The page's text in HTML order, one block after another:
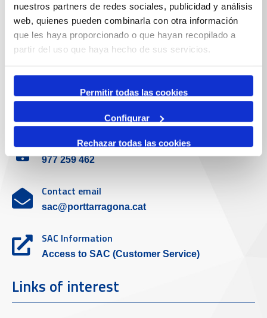
nuestros partners de redes sociales, publicidad y análisis
web, quienes pueden combinarla con otra información
que les haya proporcionado o que hayan recopilado a
partir del uso que haya hecho de sus servicios.
Permitir todas las cookies
Configurar
Rechazar todas las cookies
Contact number
977 259 400
Emergency
Customer service
Contact phone
977 259 462
Contact email
sac@porttarragona.cat
SAC Information
Access to SAC (Customer Service)
Links of interest